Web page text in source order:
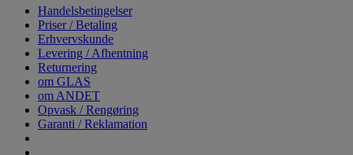
Handelsbetingelser
Priser / Betaling
Erhvervskunde
Levering / Afhentning
Returnering
om GLAS
om ANDET
Opvask / Rengøring
Garanti / Reklamation